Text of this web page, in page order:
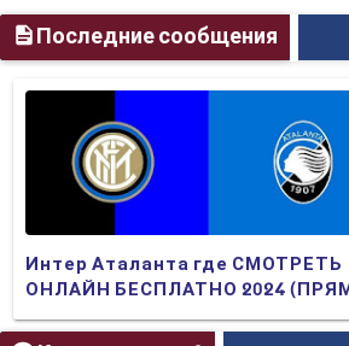
Последние сообщения
Интер Аталанта где СМОТРЕТЬ
ОНЛАЙН БЕСПЛАТНО 2024
ТРАНСЛЯЦИЯ)